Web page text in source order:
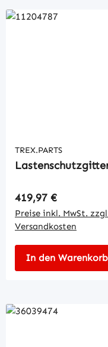
TREX.PARTS
Regulärer Preis:
419,97 €
Preise inkl. MwSt.
Versandkosten
In den Warenkorb